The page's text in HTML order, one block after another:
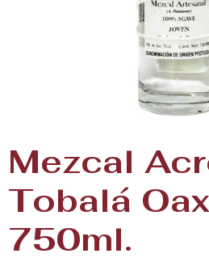
Mezcal
Tobalá
750ml.